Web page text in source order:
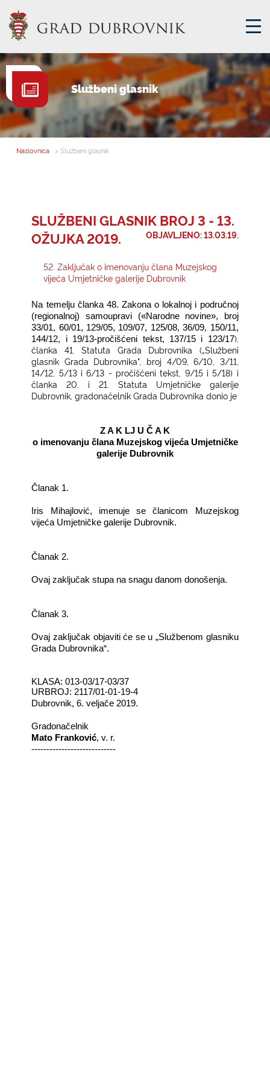
GRADSKA UPRAVA
GRADONAČELNIK
MJESNA SAMOUPRAVA
E-USLUGE
Službeni glasnik
Naslovnica > Službeni glasnik
SLUŽBENI GLASNIK BROJ 3 - 13.
OŽUJKA 2019.
OBJAVLJENO: 13.03.19.
52. Zaključak o imenovanju člana Muzejskog
vijeća Umjetničke galerije Dubrovnik
Na temelju članka 48. Zakona o lokalnoj i područnoj
(regionalnoj) samoupravi («Narodne novine», broj
33/01, 60/01, 129/05, 109/07, 125/08, 36/09, 150/11,
144/12, i 19/13-pročišćeni tekst, 137/15 i 123/17),
članka 41. Statuta Grada Dubrovnika („Službeni
glasnik Grada Dubrovnika", broj 4/09, 6/10, 3/11,
14/12, 5/13 i 6/13 - pročišćeni tekst, 9/15 i 5/18) i
članka 20. i 21. Statuta Umjetničke galerije
Dubrovnik, gradonačelnik Grada Dubrovnika donio je
Z A K LJ U Č A K
o imenovanju člana Muzejskog vijeća Umjetničke
galerije Dubrovnik
Članak 1.
Iris Mihajlović, imenuje se članicom Muzejskog
vijeća Umjetničke galerije Dubrovnik.
Članak 2.
Ovaj zaključak stupa na snagu danom donošenja.
Članak 3.
Ovaj zaključak objaviti će se u „Službenom glasniku
Grada Dubrovnika“.
KLASA: 013-03/17-03/37
URBROJ: 2117/01-01-19-4
Dubrovnik, 6. veljače 2019.
Gradonačelnik
Mato Franković, v. r.
----------------------------